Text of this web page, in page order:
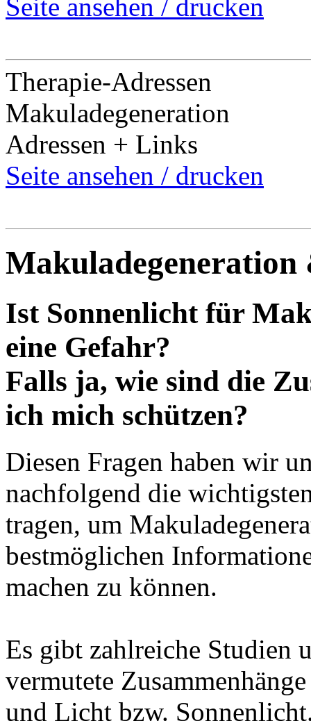
Seite ansehen / drucken
Therapie-Adressen
Makuladegeneration
Adressen + Links
Seite ansehen / drucken
Makuladegeneration
Ist Sonnenlicht für
eine Gefahr?
Falls ja, wie sind die
ich mich schützen?
Diesen Fragen haben wir
nachfolgend die
tragen, um
bestmöglichen
machen zu können.
Es gibt zahlreiche Studien
vermutete
und Licht bzw.